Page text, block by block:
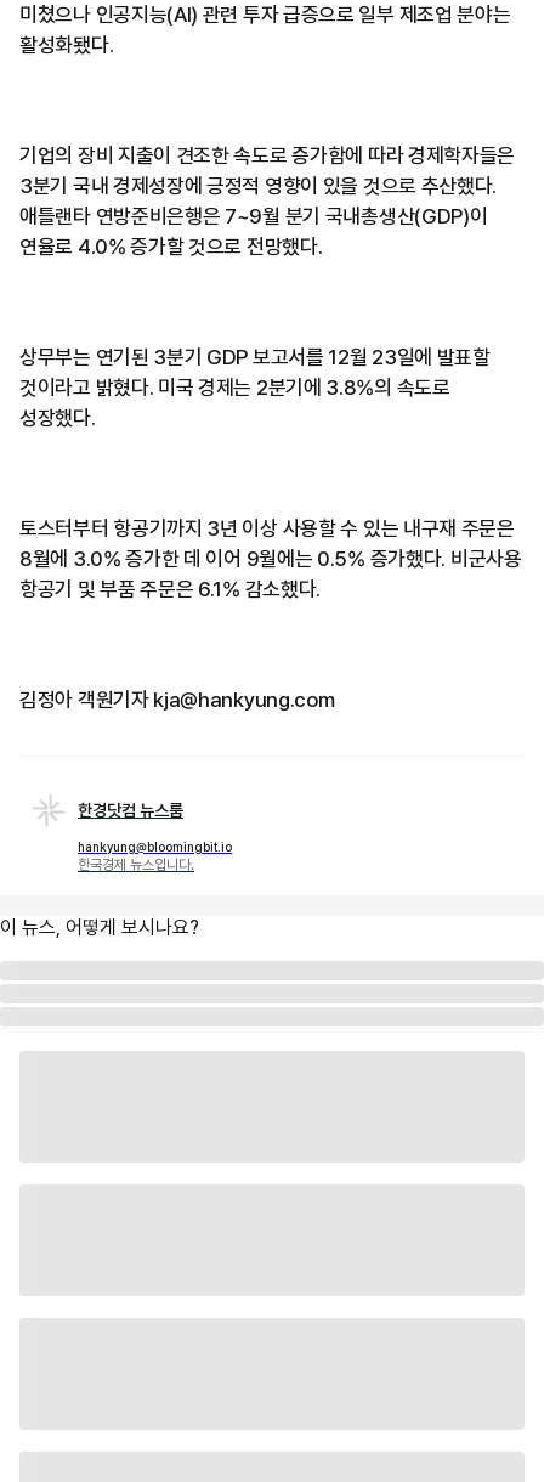
미쳤으나 인공지능(AI) 관련 투자 급증으로 일부 제조업 분야는
활성화됐다.
기업의 장비 지출이 견조한 속도로 증가함에 따라 경제학자들은
3분기 국내 경제성장에 긍정적 영향이 있을 것으로 추산했다.
애틀랜타 연방준비은행은 7~9월 분기 국내총생산(GDP)이
연율로 4.0% 증가할 것으로 전망했다.
상무부는 연기된 3분기 GDP 보고서를 12월 23일에 발표할
것이라고 밝혔다. 미국 경제는 2분기에 3.8%의 속도로
성장했다.
토스터부터 항공기까지 3년 이상 사용할 수 있는 내구재 주문은
8월에 3.0% 증가한 데 이어 9월에는 0.5% 증가했다. 비군사용
항공기 및 부품 주문은 6.1% 감소했다.
김정아 객원기자 kja@hankyung.com
한경닷컴 뉴스룸
hankyung@bloomingbit.io
한국경제 뉴스입니다.
이 뉴스, 어떻게 보시나요?